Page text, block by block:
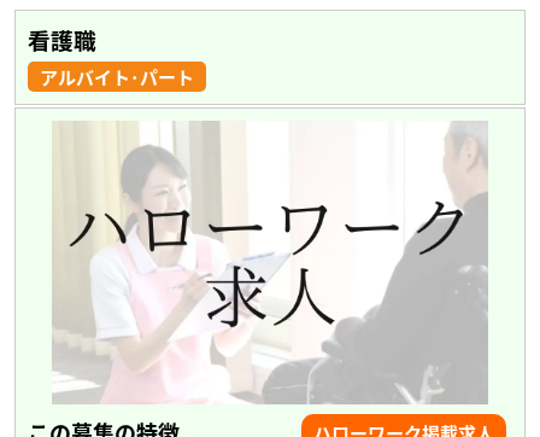
看護職
アルバイト･パート